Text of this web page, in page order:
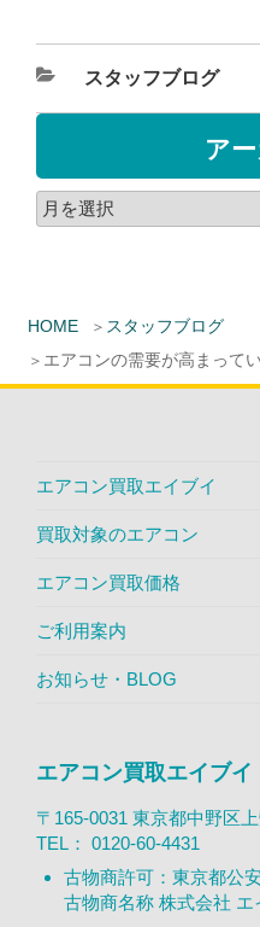
HOME
スタッフブログ
エアコンの需要が高まってい
スタッフブログ
ア
エアコン買取エイブイ
買取対象のエアコン
エアコン買取価格
ご利用案内
お知らせ・BLOG
エアコン買取エイブイ
〒165-0031 東京都中野区
TEL： 0120-60-4431
古物商許可：東京都公
古物商名称 株式会社 エ